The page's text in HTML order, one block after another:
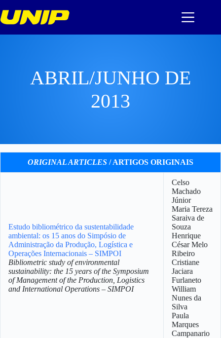
para
o
ABRIL/JUNHO DE
2013
ORIGINAL ARTICLES / ARTIGOS ORIGINAIS
Estudo bibliométrico da sustentabilidade
ambiental: os 15 anos do Simpósio de
Administração da Produção, Logística e
Operações Internacionais – SIMPOI
Bibliometric study of environmental
sustainability: the 15 years of the Symposium
of Management of the Production, Logistics
and International Operations – SIMPOI
Celso
Machado
Júnior
Maria Tereza
Saraiva de
Souza
Henrique
César Melo
Ribeiro
Cristiane
Jaciara
Furlaneto
William
Nunes da
Silva
Paula
Marques
Campanario